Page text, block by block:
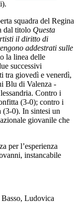
squadra del Regina
dal titolo Questa
il diritto di
addestrati sulle
la linea delle
successivi
tra giovedì e venerdì,
Blu di Valenza -
Contro i
(3-0); contro i
(3-0). In sintesi un
giovanile che
per l’esperienza
instancabile
Basso, Ludovica